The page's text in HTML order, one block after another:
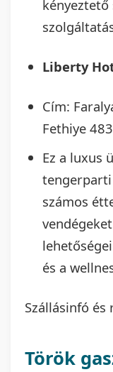
kényeztető
Liberty
Cím:
Fethiye
Ez a luxus
tengerparti
számos
és a
Szállásinfó és
Török